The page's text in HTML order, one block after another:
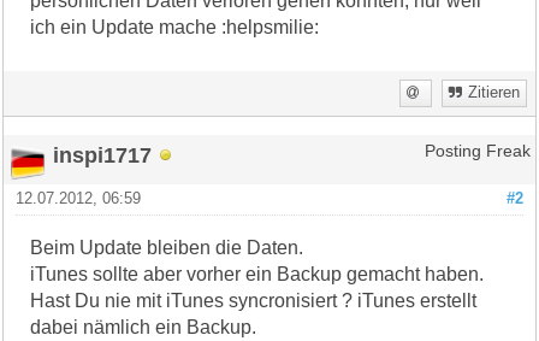
ich ein Update mache :helpsmilie:
Zitieren
inspi1717 Posting Freak
#2
12.07.2012, 06:59
Beim Update bleiben die Daten.
iTunes sollte aber vorher ein Backup gemacht haben.
Hast Du nie mit iTunes syncronisiert ? iTunes erstellt
dabei nämlich ein Backup.